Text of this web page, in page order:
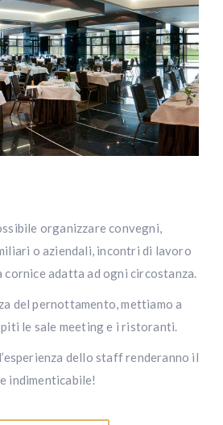
organizzare convegni,
o aziendali, incontri di lavoro
cornice adatta ad ogni circostanza.
del pernottamento, mettiamo a
le sale meeting e i ristoranti.
dello staff renderanno il
indimenticabile!